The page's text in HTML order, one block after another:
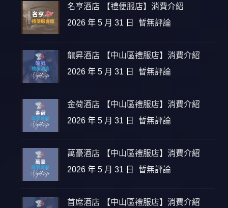
名亨酒店 【禮便服店】消費介紹
2026 年 5 月 31 日 暫無評論
龍昇酒店 【中山區禮服店】消費介紹
2026 年 5 月 31 日 暫無評論
金荷酒店 【中山區禮服店】消費介紹
2026 年 5 月 31 日 暫無評論
萬豪酒店 【中山區禮服店】消費介紹
2026 年 5 月 31 日 暫無評論
首席酒店 【中山區禮服店】消費介紹